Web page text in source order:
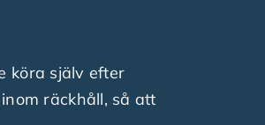
köra själv efter
räckhåll, så att